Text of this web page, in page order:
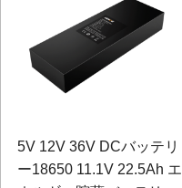
5V 12V 36V DCバッテリ
ー18650 11.1V 22.5Ah エ